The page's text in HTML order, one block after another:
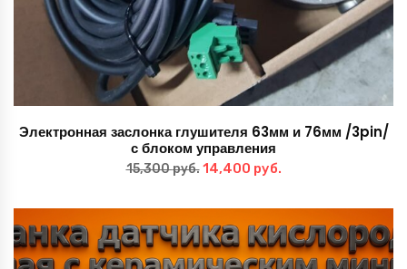
Электронная заслонка глушителя 63мм и 76мм /3pin/
с блоком управления
15,300руб. Первоначальная
15,300 руб..
14,400 руб.Текущая